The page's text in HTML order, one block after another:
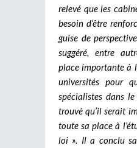
relevé que les
besoin d’être
guise de
suggéré, entre
place importante à
universités pour
spécialistes dans
trouvé qu’il serait
toute sa place à
loi ». Il a conclu